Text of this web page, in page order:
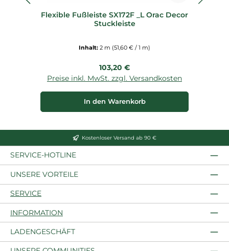
Flexible Fußleiste SX172F _L Orac Decor
Stuckleiste
Inhalt: 2 m (51,60 € / 1 m)
Regulärer Preis:
103,20 €
Preise inkl. MwSt. zzgl. Versandkosten
In den Warenkorb
Kostenloser Versand ab 90 €
SERVICE-HOTLINE
UNSERE VORTEILE
SERVICE
INFORMATION
LADENGESCHÄFT